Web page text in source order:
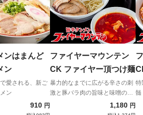
ンはまんど
ン
愛される、新ご
ン
910 円
ファイヤーマウンテン
CK ファイヤー頂つけ麺
暴力的なまでに広がる辛さの刺
激と豚バラ肉の旨味と味噌のコ
1,180 円
特
髄